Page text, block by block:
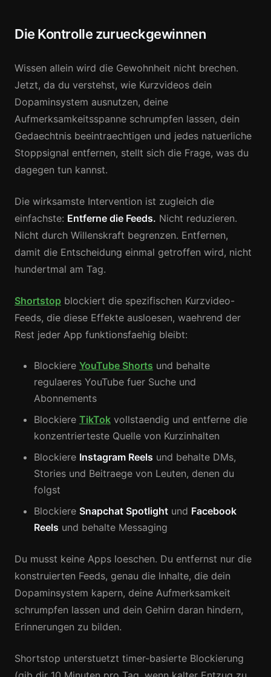
Die Kontrolle zurueckgewinnen
Wissen allein wird die Gewohnheit nicht brechen.
Jetzt, da du verstehst, wie Kurzvideos dein
Dopaminsystem ausnutzen, deine
Aufmerksamkeitsspanne schrumpfen lassen, dein
Gedaechtnis beeintraechtigen und jedes natuerliche
Stoppsignal entfernen, stellt sich die Frage, was du
dagegen tun kannst.
Die wirksamste Intervention ist zugleich die
einfachste: Entferne die Feeds. Nicht reduzieren.
Nicht durch Willenskraft begrenzen. Entfernen,
damit die Entscheidung einmal getroffen wird, nicht
hundertmal am Tag.
Shortstop blockiert die spezifischen Kurzvideo-
Feeds, die diese Effekte ausloesen, waehrend der
Rest jeder App funktionsfaehig bleibt:
Blockiere YouTube Shorts und behalte
regulaeres YouTube fuer Suche und
Abonnements
Blockiere TikTok vollstaendig und entferne die
konzentrierteste Quelle von Kurzinhalten
Blockiere Instagram Reels und behalte DMs,
Stories und Beitraege von Leuten, denen du
folgst
Blockiere Snapchat Spotlight und Facebook
Reels und behalte Messaging
Du musst keine Apps loeschen. Du entfernst nur die
konstruierten Feeds, genau die Inhalte, die dein
Dopaminsystem kapern, deine Aufmerksamkeit
schrumpfen lassen und dein Gehirn daran hindern,
Erinnerungen zu bilden.
Shortstop unterstuetzt timer-basierte Blockierung